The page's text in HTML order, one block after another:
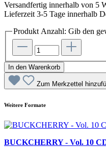
Versandfertig innerhalb von 5
Lieferzeit 3-5 Tage innerhalb
Produkt Anzahl: Gib den
In den Warenkorb
Zum Merkzettel
Weitere Formate
BUCKCHERRY - Vol. 10